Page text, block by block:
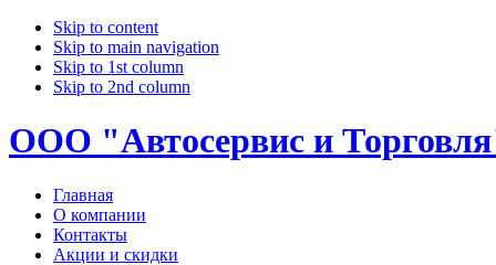
Skip to content
Skip to main navigation
Skip to 1st column
Skip to 2nd column
ООО "Автосервис и
Главная
О компании
Контакты
Акции и скидки